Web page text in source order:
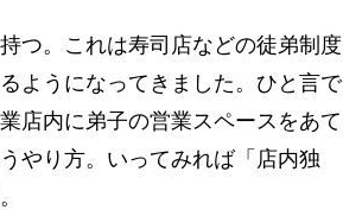
つ。これは寿司店などの徒弟制度
ようになってきました。ひと言で
店内に弟子の営業スペースをあて
やり方。いってみれば「店内独